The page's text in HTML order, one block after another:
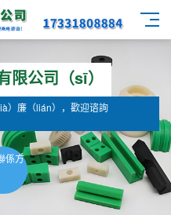
限公司（sī）
）廉（lián），歡迎谘詢
係方